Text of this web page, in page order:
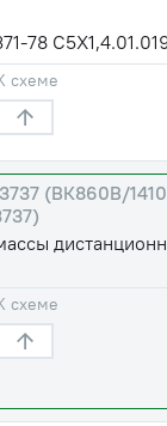
78
схеме
(ВК860В/
схеме